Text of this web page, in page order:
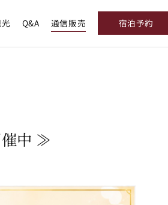
Q&A 通信販売 宿泊予約
催中 ≫